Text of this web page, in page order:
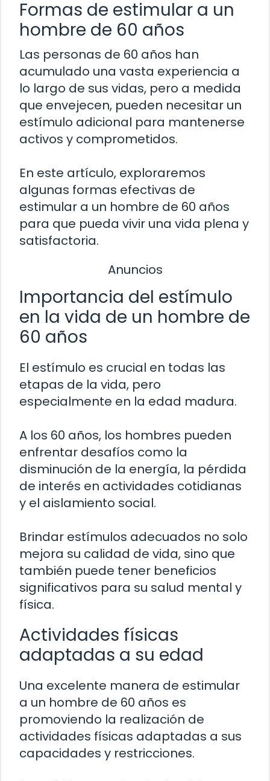
Formas de estimular a un
hombre de 60 años
Las personas de 60 años han
acumulado una vasta experiencia a
lo largo de sus vidas, pero a medida
que envejecen, pueden necesitar un
estímulo adicional para mantenerse
activos y comprometidos.
En este artículo, exploraremos
algunas formas efectivas de
estimular a un hombre de 60 años
para que pueda vivir una vida plena y
satisfactoria.
Anuncios
Importancia del estímulo
en la vida de un hombre de
60 años
El estímulo es crucial en todas las
etapas de la vida, pero
especialmente en la edad madura.
A los 60 años, los hombres pueden
enfrentar desafíos como la
disminución de la energía, la pérdida
de interés en actividades cotidianas
y el aislamiento social.
Brindar estímulos adecuados no solo
mejora su calidad de vida, sino que
también puede tener beneficios
significativos para su salud mental y
física.
Actividades físicas
adaptadas a su edad
Una excelente manera de estimular
a un hombre de 60 años es
promoviendo la realización de
actividades físicas adaptadas a sus
capacidades y restricciones.